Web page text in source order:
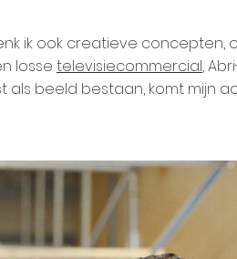
ik ook creatieve
losse televisiecommercial,
als beeld bestaan, komt mijn